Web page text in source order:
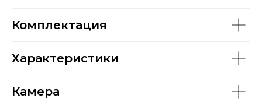
Комплектация
Характеристики
Камера